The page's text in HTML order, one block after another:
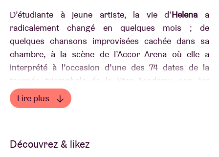
D’étudiante à jeune artiste, la vie d’Helena a
radicalement changé en quelques mois ; de
quelques chansons improvisées cachée dans sa
chambre, à la scène de l’Accor Arena où elle a
interprété à l’occasion d’une des 74 dates de la
tournée triomphale de la Star Academy, son 1er
single “Summer body” devenu LE hit mélancolique
de l’été. Ses premières chansons sont à son image :
Lire plus
Découvrez & likez